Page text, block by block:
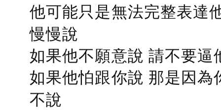
他可能只是無法完整表達
慢慢說
如果他不願意說 請不要逼
如果他怕跟你說 那是因
不說